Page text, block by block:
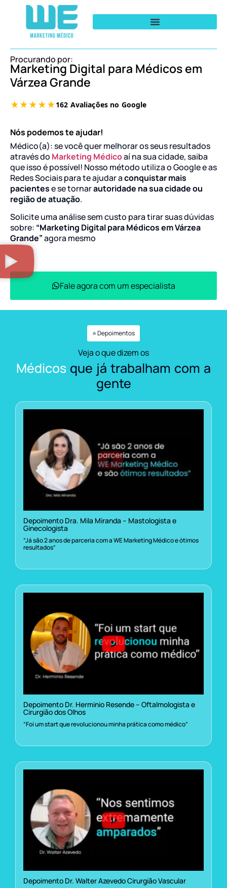
Procurando por:
Marketing Digital para Médicos em
Várzea Grande
Nós podemos te ajudar!
Médico(a): se você quer melhorar os seus resultados
através do Marketing Médicoaí na sua cidade, saiba
que isso é possível! Nosso método utiliza o Google e as
Redes Sociais para te ajudar aconquistar mais
pacientese se tornarautoridade na sua cidade ou
região de atuação.
Solicite uma análise sem custo para tirar suas dúvidas
sobre: “Marketing Digital para Médicos em Várzea
Grande”agora mesmo
Fale agora com um especialista
⭐ Depoimentos
Veja o que dizem os
Médicos que já trabalham com a
gente
Depoimento Dra. Mila Miranda – Mastologista e
Ginecologista
“Já são 2 anos de parceria com a WE Marketing Médico e ótimos
resultados”
Depoimento Dr. Herminio Resende – Oftalmologista e
Cirurgião dos Olhos
“Foi um start que revolucionou minha prática como médico”
Depoimento Dr. Walter Azevedo Cirurgião Vascular